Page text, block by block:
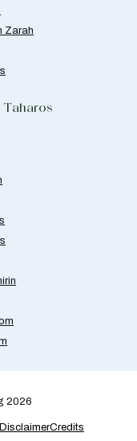
Zarah
Taharos
2026
DisclaimerCredits